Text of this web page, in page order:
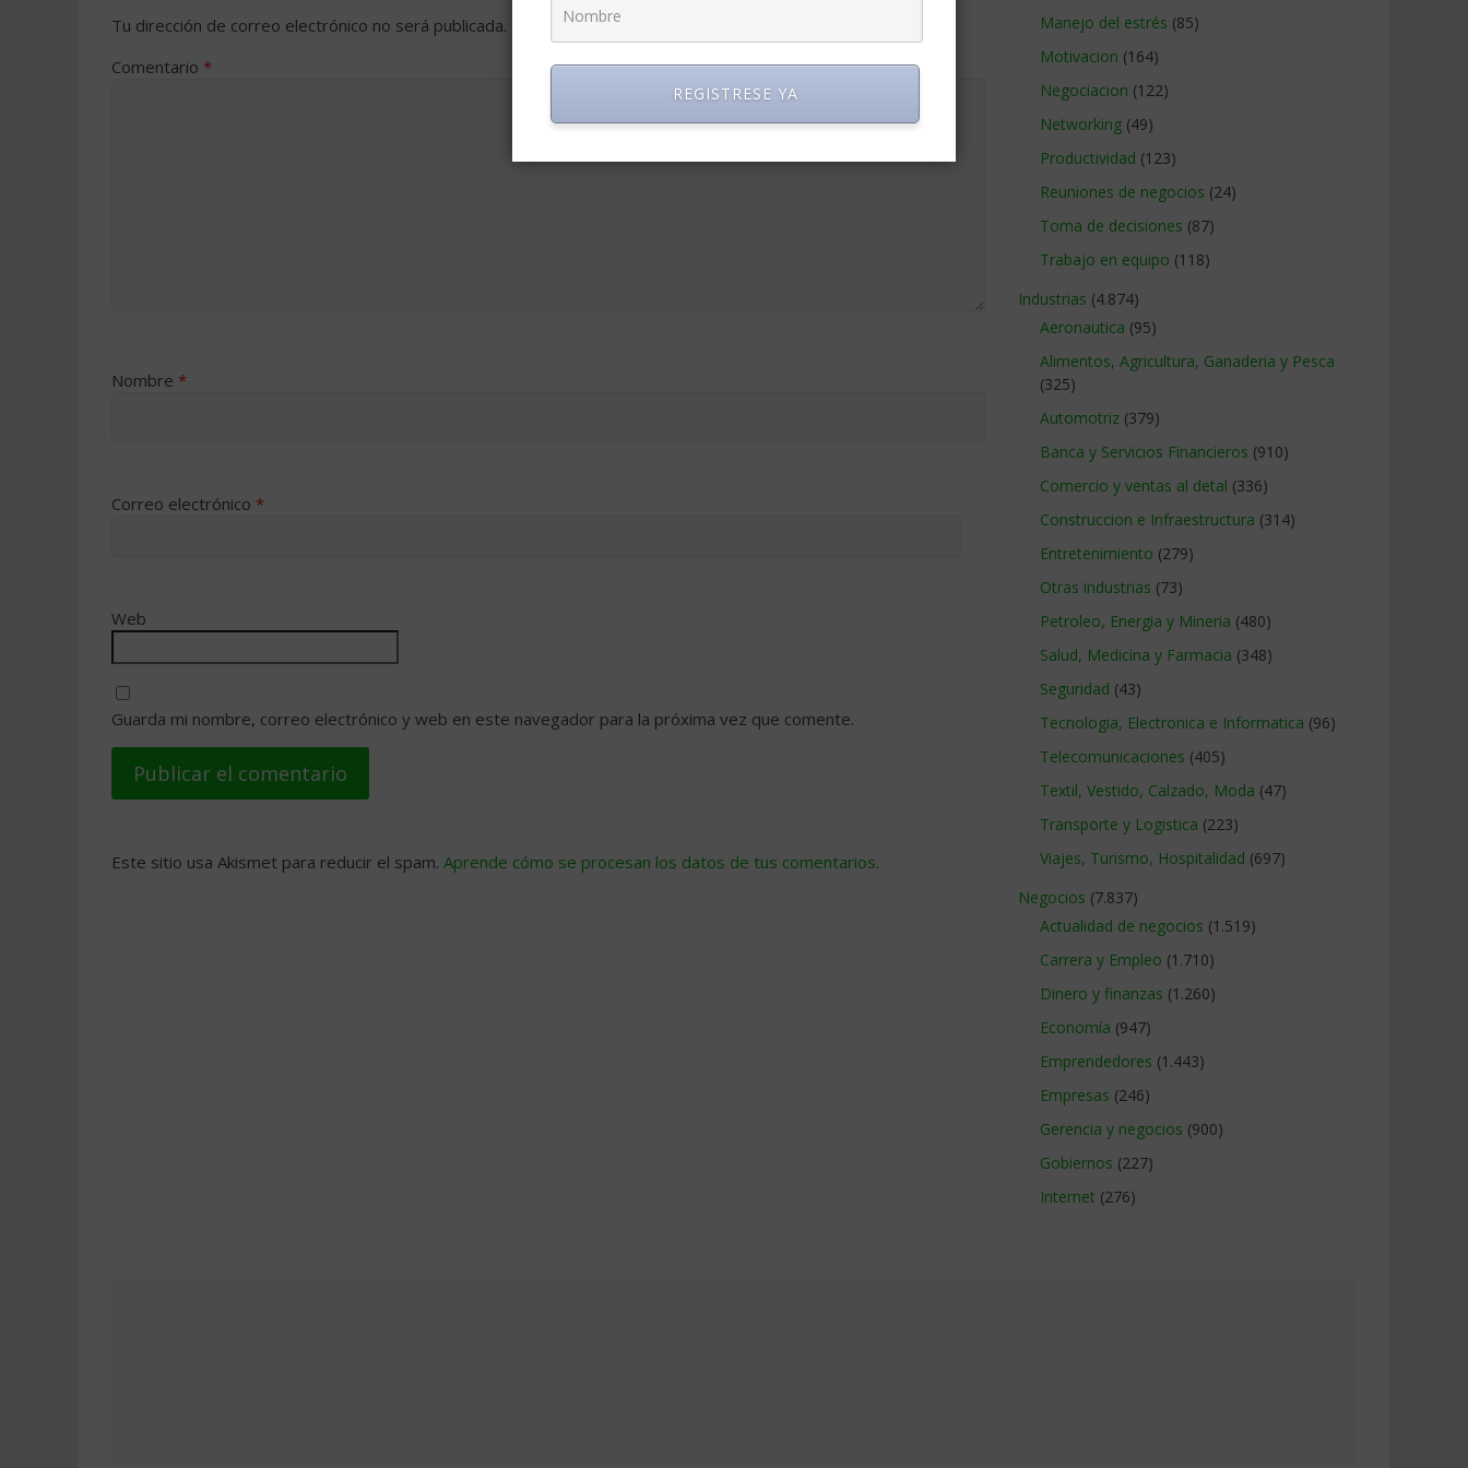
Tu dirección de correo electrónico no será publicada. Los campos obligatorios están marcados con
Comentario *
Nombre *
Correo electrónico *
Web
Guarda mi nombre, correo electrónico y web en este navegador para la próxima vez que comente.
Este sitio usa Akismet para reducir el spam. Aprende cómo se procesan los datos de tus comentarios.
Manejo del estrés (85)
Motivacion (164)
Negociacion (122)
Networking (49)
Productividad (123)
Reuniones de negocios (24)
Toma de decisiones (87)
Trabajo en equipo (118)
Industrias (4.874)
Aeronautica (95)
Alimentos, Agricultura, Ganaderia y Pesca
(325)
Automotriz (379)
Banca y Servicios Financieros (910)
Comercio y ventas al detal (336)
Construccion e Infraestructura (314)
Entretenimiento (279)
Otras industrias (73)
Petroleo, Energia y Mineria (480)
Salud, Medicina y Farmacia (348)
Seguridad (43)
Tecnologia, Electronica e Informatica (96)
Telecomunicaciones (405)
Textil, Vestido, Calzado, Moda (47)
Transporte y Logistica (223)
Viajes, Turismo, Hospitalidad (697)
Negocios (7.837)
Actualidad de negocios (1.519)
Carrera y Empleo (1.710)
Dinero y finanzas (1.260)
Economía (947)
Emprendedores (1.443)
Empresas (246)
Gerencia y negocios (900)
Gobiernos (227)
Internet (276)
REGISTRESE YA